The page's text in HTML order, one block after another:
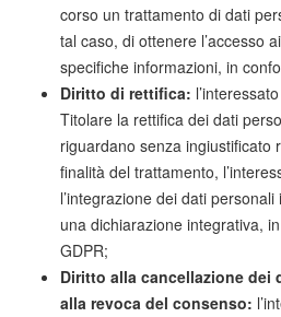
corso un trattamento di dati
tal caso, di ottenere l’accesso
specifiche informazioni, in
Diritto di rettifica:
Titolare la rettifica dei dati
riguardano senza ingiustificato
finalità del trattamento,
l’integrazione dei dati
una dichiarazione integrativa,
GDPR;
Diritto alla cancellazione
alla revoca del consenso: